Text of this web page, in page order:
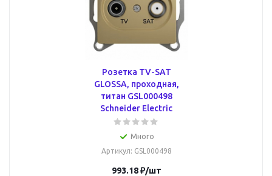
Розетка TV-SAT
GLOSSA, проходная,
титан GSL000498
Schneider Electric
Много
Артикул: GSL000498
993.18₽/шт